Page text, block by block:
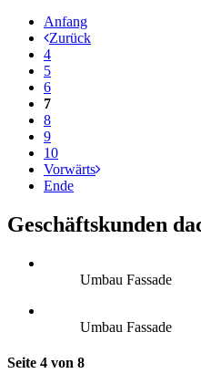
Anfang
Zurück
4
5
6
7
8
9
10
Vorwärts
Ende
Geschäftskunden
Umbau Fassade
Umbau Fassade
Seite 4 von 8